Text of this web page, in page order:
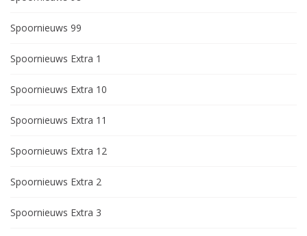
Spoornieuws 99
Spoornieuws Extra 1
Spoornieuws Extra 10
Spoornieuws Extra 11
Spoornieuws Extra 12
Spoornieuws Extra 2
Spoornieuws Extra 3